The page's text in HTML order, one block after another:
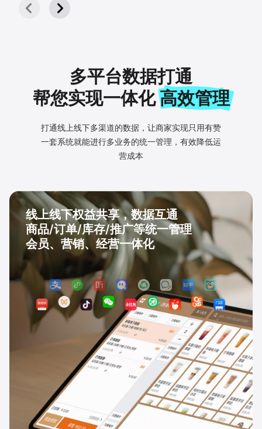
多平台数据打通
帮您实现一体化高效管理
打通线上线下多渠道的数据，让商家实现只用有赞
一套系统就能进行多业务的统一管理， 有效降低运
营成本
线上线下权益共享，数据互通
商品/订单/库存/推广等统一管理
会员、营销、经营一体化